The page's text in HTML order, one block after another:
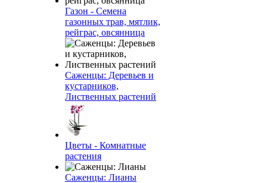
Газон - Семена
газонных трав, мятлик,
рейграс, овсянница
Саженцы: Деревьев и
кустарников,
Лиственных растений
Цветы - Комнатные
растения
Саженцы: Лианы